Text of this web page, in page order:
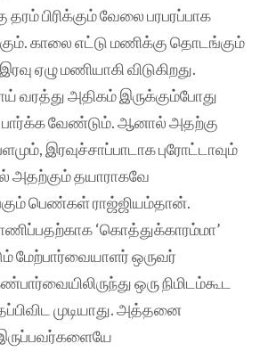
பிரிக்கும் வேலை பரபரப்பாக
காலை எட்டு மணிக்கு தொடங்கும்
ஏழு மணியாகி விடுகிறது.
வரத்து அதிகம் இருக்கும்போது
பார்க்க வேண்டும். ஆனால் அதற்கு
இரவுச்சாப்பாடாக புரோட்டாவும்
அதற்கும் தயாராகவே
பெண்கள் ராஜ்ஜியம்தான்.
‘கொத்துக்காரம்மா’
மேற்பார்வையாளர் ஒருவர்
ஒரு நிமிடம்கூட
முடியாது. அத்தனை